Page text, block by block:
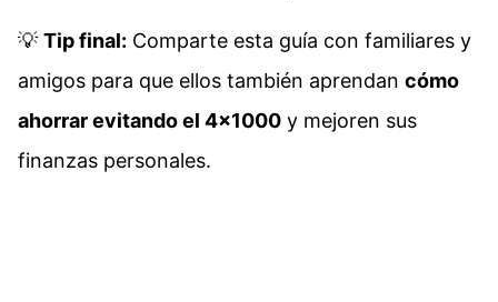
💡 Tip final: Comparte esta guía con familiares y
amigos para que ellos también aprendan cómo
ahorrar evitando el 4×1000 y mejoren sus
finanzas personales.